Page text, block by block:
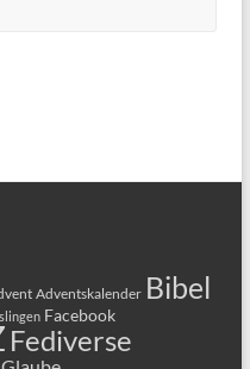
Adventskalender Bibel
Facebook
Fediverse